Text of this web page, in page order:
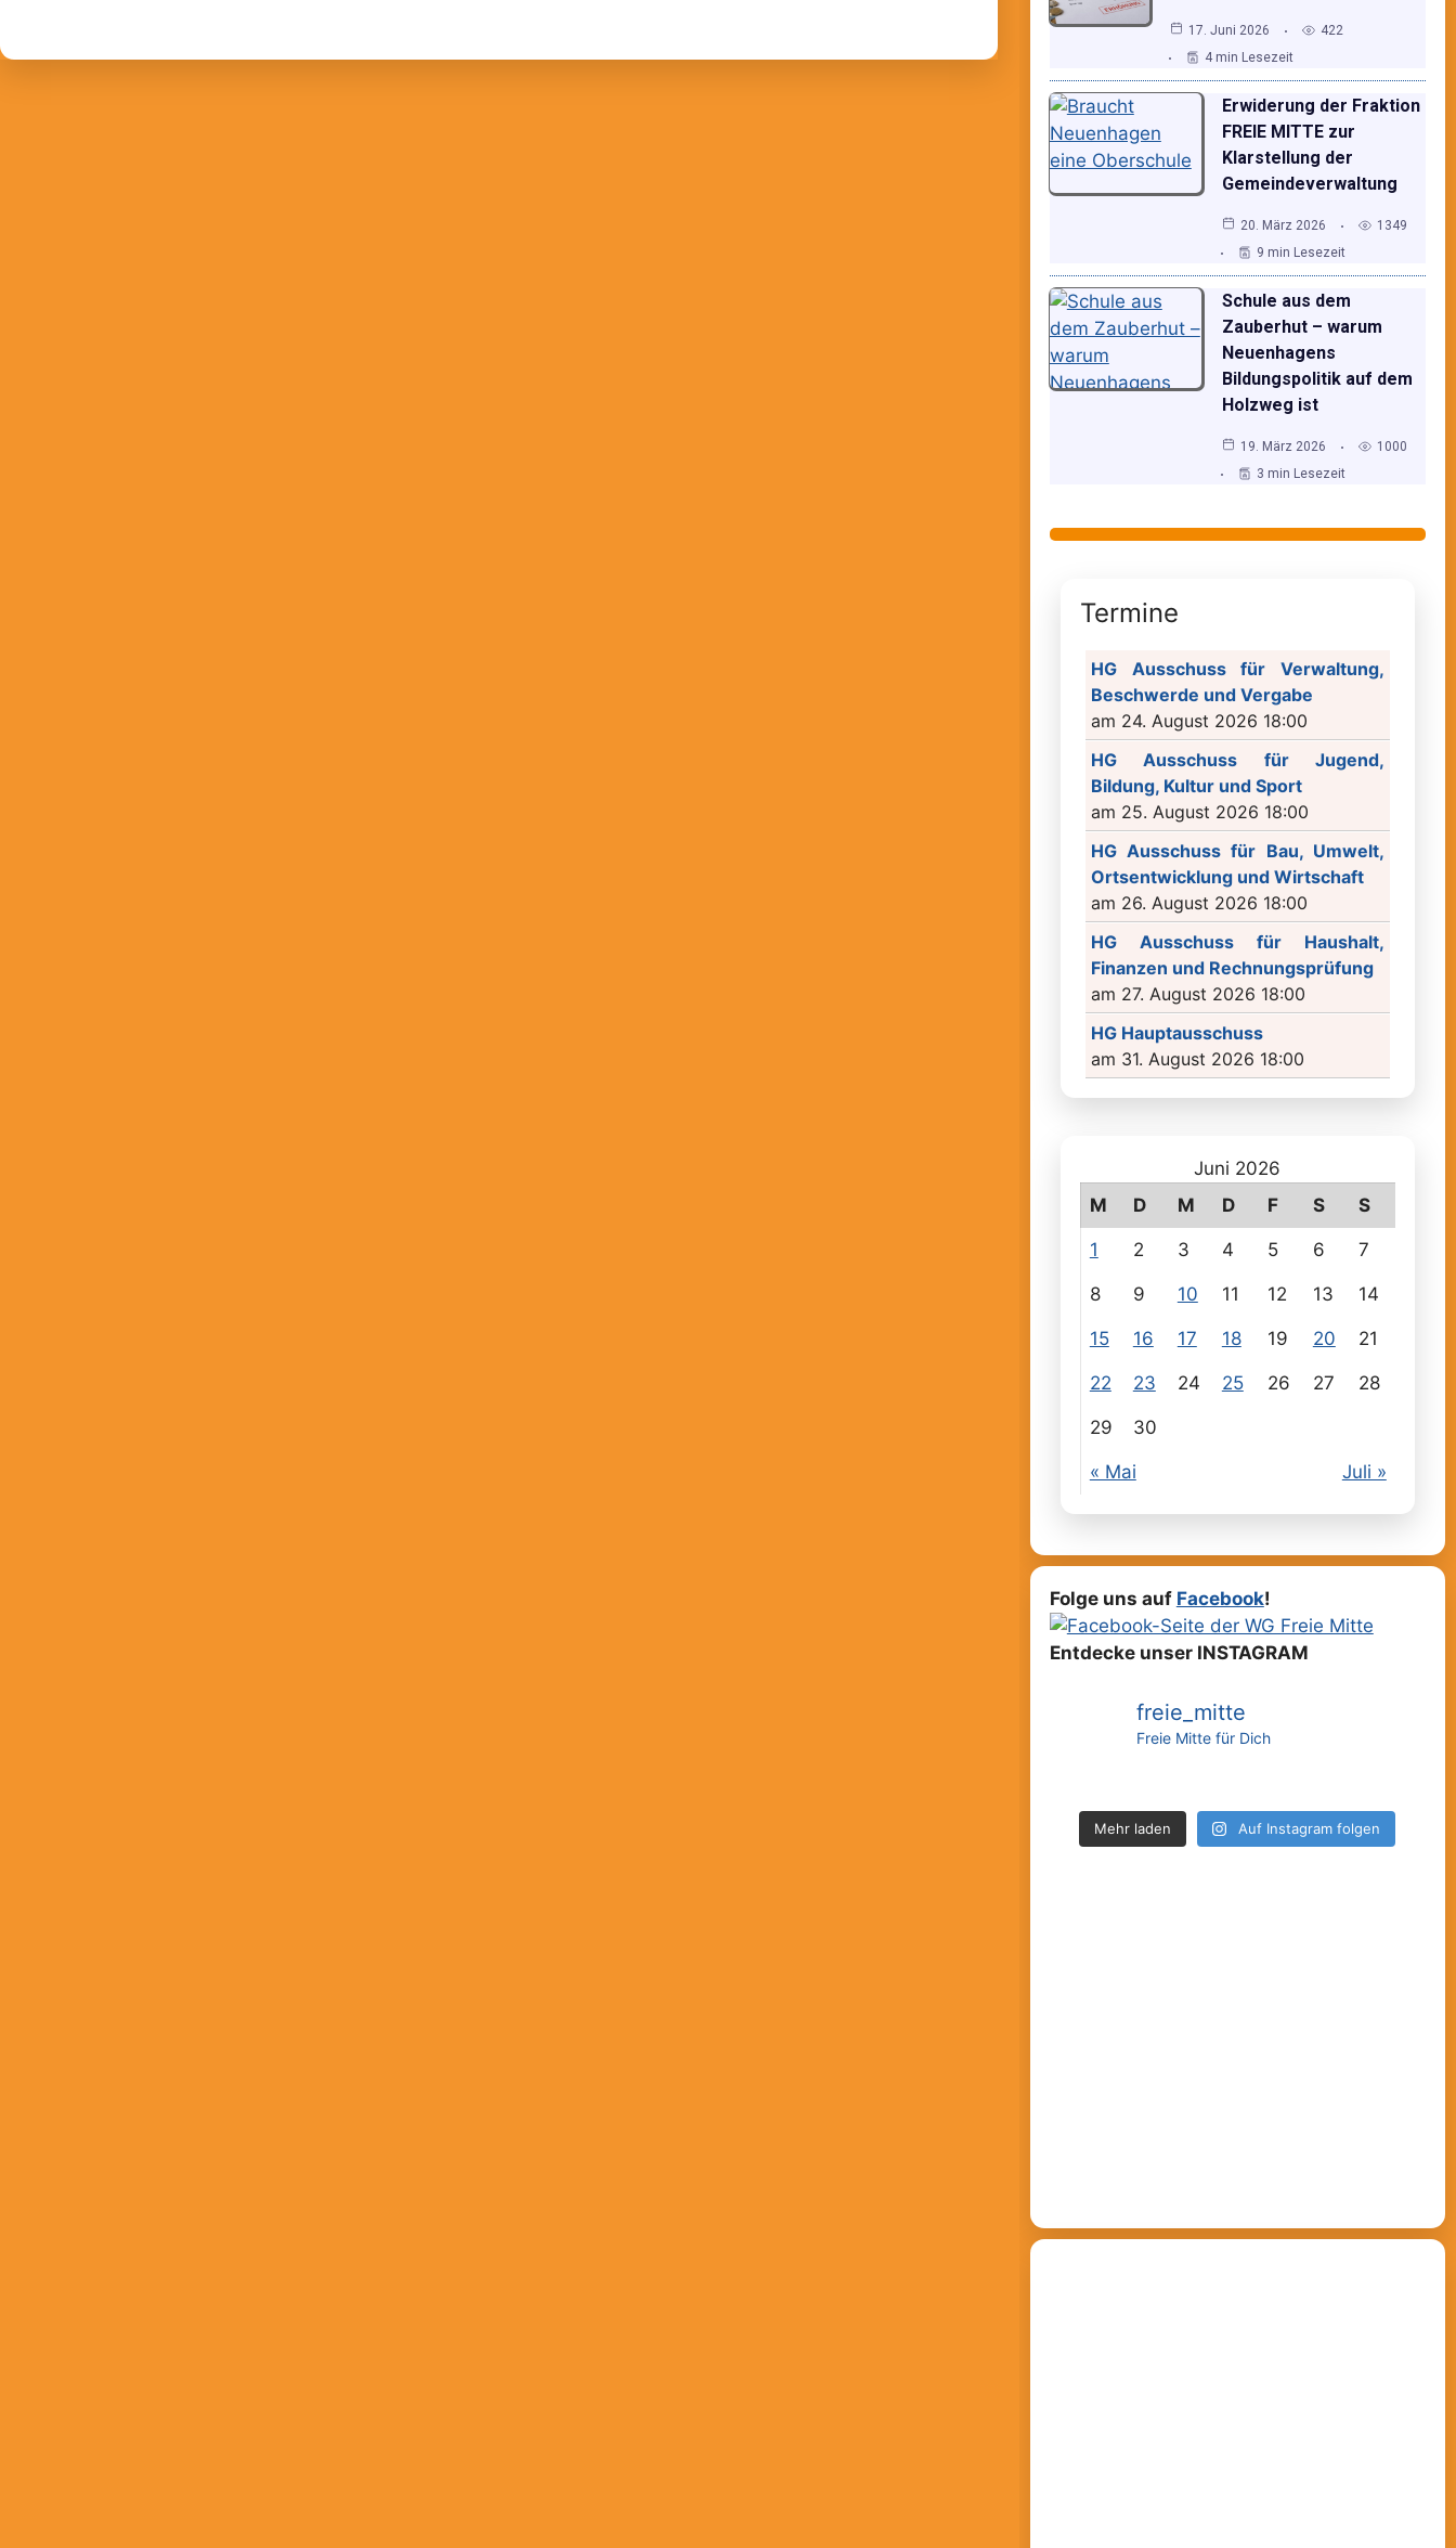
17. Juni 2026
422
4 min Lesezeit
Erwiderung der Fraktion
FREIE MITTE zur
Klarstellung der
Gemeindeverwaltung
20. März 2026
1349
9 min Lesezeit
Schule aus dem
Zauberhut – warum
Neuenhagens
Bildungspolitik auf dem
Holzweg ist
19. März 2026
1000
3 min Lesezeit
Termine
HG Ausschuss für Verwaltung,
Beschwerde und Vergabe
am 24. August 2026 18:00
HG Ausschuss für Jugend,
Bildung, Kultur und Sport
am 25. August 2026 18:00
HG Ausschuss für Bau, Umwelt,
Ortsentwicklung und Wirtschaft
am 26. August 2026 18:00
HG Ausschuss für Haushalt,
Finanzen und Rechnungsprüfung
am 27. August 2026 18:00
HG Hauptausschuss
am 31. August 2026 18:00
Juni 2026
M
D M D F S S
1 2 3 4 5 6 7
8 9 10 11 12 13 14
15 16 17 18 19 20 21
22 23 24 25 26 27 28
29 30
« Mai Juli »
Folge uns auf Facebook!
Entdecke unser INSTAGRAM
freie_mitte
Freie Mitte für Dich
Mehr laden Auf Instagram folgen